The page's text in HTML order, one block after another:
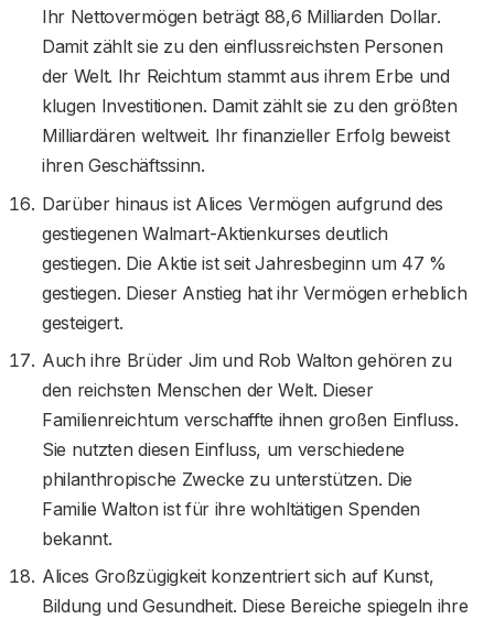
Ihr Nettovermögen beträgt 88,6 Milliarden Dollar.
Damit zählt sie zu den einflussreichsten Personen
der Welt. Ihr Reichtum stammt aus ihrem Erbe und
klugen Investitionen. Damit zählt sie zu den größten
Milliardären weltweit. Ihr finanzieller Erfolg beweist
ihren Geschäftssinn.
Darüber hinaus ist Alices Vermögen aufgrund des
gestiegenen Walmart-Aktienkurses deutlich
gestiegen. Die Aktie ist seit Jahresbeginn um 47 %
gestiegen. Dieser Anstieg hat ihr Vermögen erheblich
gesteigert.
Auch ihre Brüder Jim und Rob Walton gehören zu
den reichsten Menschen der Welt. Dieser
Familienreichtum verschaffte ihnen großen Einfluss.
Sie nutzten diesen Einfluss, um verschiedene
philanthropische Zwecke zu unterstützen. Die
Familie Walton ist für ihre wohltätigen Spenden
bekannt.
Alices Großzügigkeit konzentriert sich auf Kunst,
Bildung und Gesundheit. Diese Bereiche spiegeln ihre